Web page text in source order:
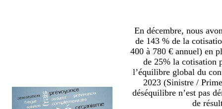
En décembre, nous
de 143 % de la
400 à 780 € annuel) en
de 25% la cotisation
l’équilibre global du
2023 (Sinistre /
déséquilibre n’est pas
de